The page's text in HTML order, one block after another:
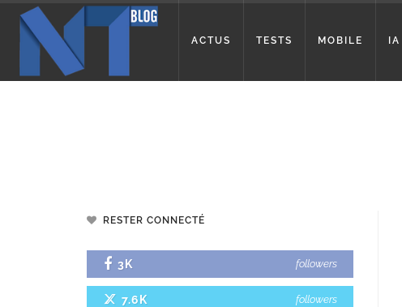
ACTUS TESTS MOBILE IA
RESTER CONNECTÉ
3K followers
7.6K followers